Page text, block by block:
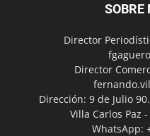
SOBRE
Director
Director
Dirección: 9 de Julio
Villa Carlos Paz
WhatsApp: